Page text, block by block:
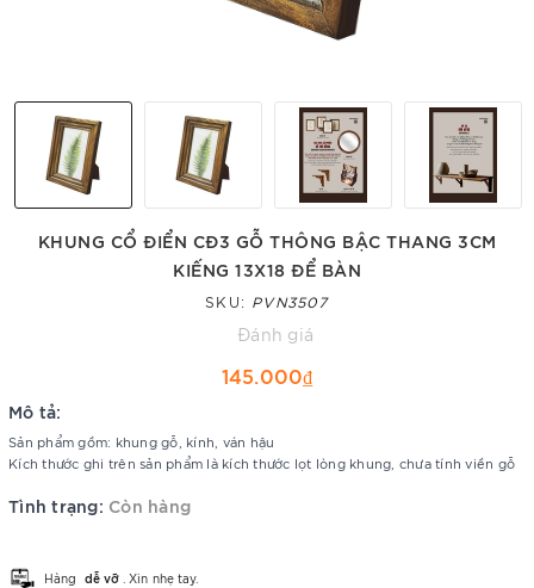
KHUNG CỔ ĐIỂN CĐ3 GỖ THÔNG BẬC THANG 3CM
KIẾNG 13X18 ĐỂ BÀN
SKU: PVN3507
Đánh giá
145.000₫
Mô tả:
Sản phẩm gồm: khung gỗ, kính, ván hậu
Kích thước ghi trên sản phẩm là kích thước lọt lòng khung, chưa tính viền gỗ
Tình trạng: Còn hàng
Hàng dễ vỡ . Xin nhẹ tay.